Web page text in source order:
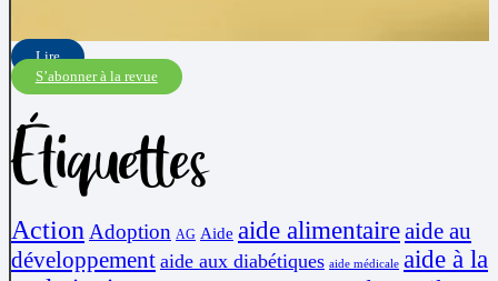
Lire
S’abonner à la revue
Étiquettes
Action Adoption AG Aide aide alimentaireaide au
développement aide aux diabétiques aide médicale aide à la